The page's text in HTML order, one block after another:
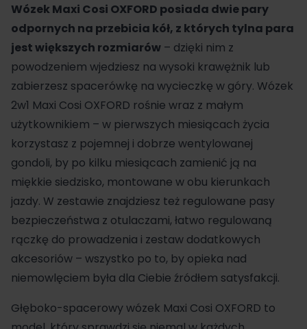
Wózek Maxi Cosi OXFORD posiada dwie pary
odpornych na przebicia kół, z których tylna para
jest większych rozmiarów – dzięki nim z
powodzeniem wjedziesz na wysoki krawężnik lub
zabierzesz spacerówkę na wycieczkę w góry. Wózek
2w1 Maxi Cosi OXFORD rośnie wraz z małym
użytkownikiem – w pierwszych miesiącach życia
korzystasz z pojemnej i dobrze wentylowanej
gondoli, by po kilku miesiącach zamienić ją na
miękkie siedzisko, montowane w obu kierunkach
jazdy. W zestawie znajdziesz też regulowane pasy
bezpieczeństwa z otulaczami, łatwo regulowaną
rączkę do prowadzenia i zestaw dodatkowych
akcesoriów – wszystko po to, by opieka nad
niemowlęciem była dla Ciebie źródłem satysfakcji.
Głęboko-spacerowy wózek Maxi Cosi OXFORD to